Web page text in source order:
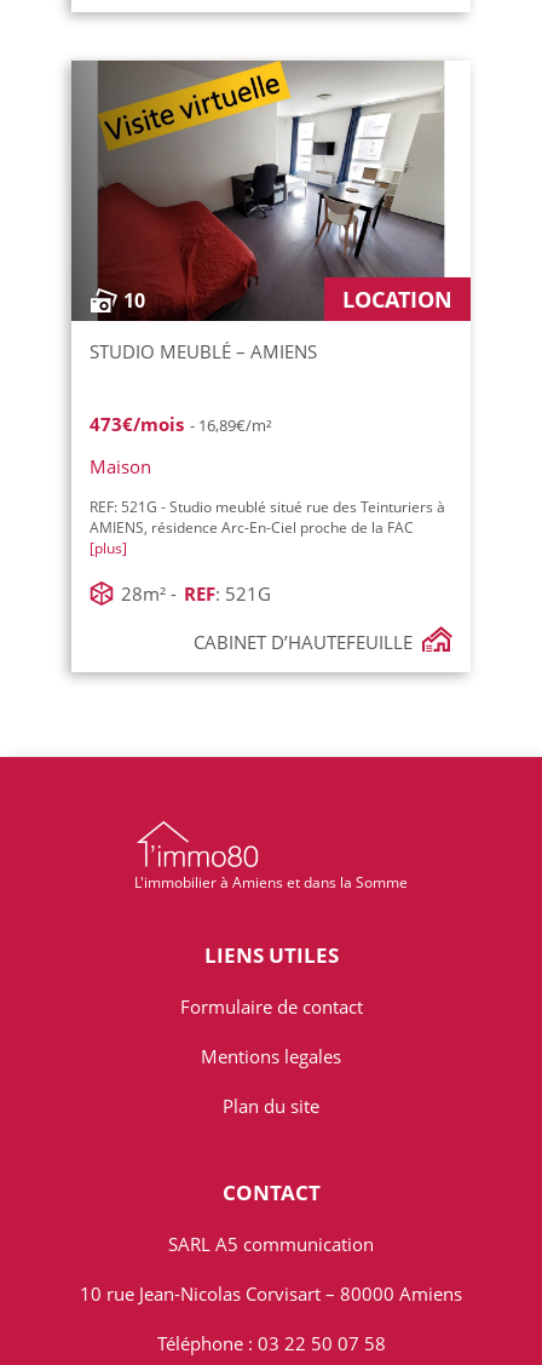
10 LOCATION
STUDIO MEUBLÉ – AMIENS
473€/mois - 16,89€/m²
Maison
REF: 521G - Studio meublé situé rue des Teinturiers à
AMIENS, résidence Arc-En-Ciel proche de la FAC
[plus]
28m² - REF: 521G
CABINET D’HAUTEFEUILLE
L'immobilier à Amiens et dans la Somme
LIENS UTILES
Formulaire de contact
Mentions legales
Plan du site
CONTACT
SARL A5 communication
10 rue Jean-Nicolas Corvisart – 80000 Amiens
Téléphone : 03 22 50 07 58